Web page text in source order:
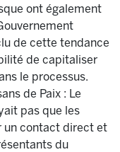
ont également
de cette tendance
de capitaliser
le processus.
de Paix : Le
pas que les
un contact direct et
du